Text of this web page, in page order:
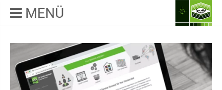
MENÜ